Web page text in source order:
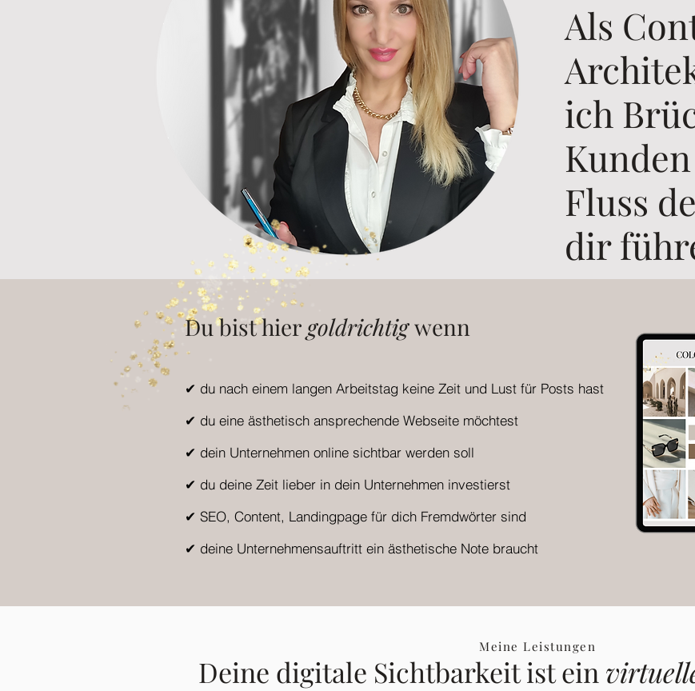
Als
ich
Fluss
dir
Du bist hier goldrichtigwenn
✔ du nach einem langen Arbeitstag keine Zeit und Lust für Posts hast​
✔ du eine ästhetisch ansprechende Webseite möchtest
✔ dein Unternehmen online sichtbar werden soll
✔ du deine Zeit lieber in dein Unternehmen investierst
✔ SEO, Content, Landingpage für dich Fremdwörter sind
✔ deine Unternehmensauftritt ein ästhetische Note braucht
Meine Leistungen
Deine digitale Sichtbarkeit ist ein